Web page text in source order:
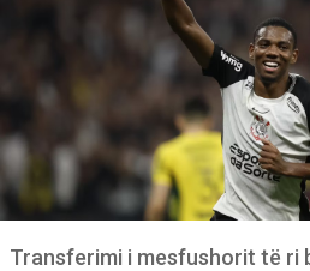
Transferimi i mesfushorit të ri